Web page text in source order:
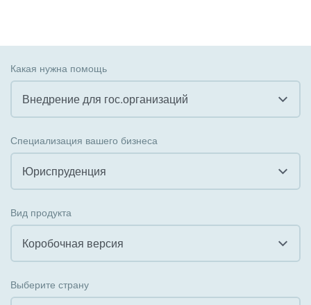
Какая нужна помощь
Внедрение для гос.организаций
Внедрение КЭДО
Интеграция с 1С
Организация задач и проектов
Внедрение Бизнес-процессов
Специализация вашего бизнеса
Юриспруденция
Государственные организации
Коммунальные услуги, ЖКХ
Вид продукта
Коробочная версия
Выберите страну